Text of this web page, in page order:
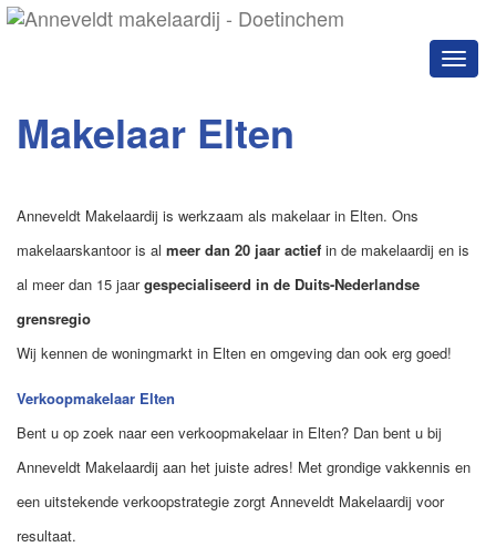
Makelaar Elten
Anneveldt Makelaardij is werkzaam als makelaar in Elten. Ons
makelaarskantoor is al meer dan 20 jaar actief in de makelaardij en is
al meer dan 15 jaargespecialiseerd in de Duits-Nederlandse
grensregio
Wij kennen de woningmarkt in Elten en omgeving dan ook erg goed!
Verkoopmakelaar Elten
Bent u op zoek naar een verkoopmakelaar in Elten? Dan bent u bij
Anneveldt Makelaardij aan het juiste adres! Met grondige vakkennis en
een uitstekende verkoopstrategie zorgt Anneveldt Makelaardij voor
resultaat.